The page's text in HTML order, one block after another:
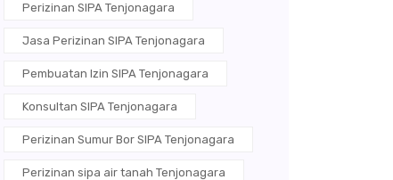
Perizinan SIPA Tenjonagara
Jasa Perizinan SIPA Tenjonagara
Pembuatan Izin SIPA Tenjonagara
Konsultan SIPA Tenjonagara
Perizinan Sumur Bor SIPA Tenjonagara
Perizinan sipa air tanah Tenjonagara